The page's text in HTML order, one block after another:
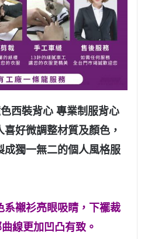
西裝背心 專業制服背心
好微調整材質及顏色，
成獨一無二的個人風格服
系襯衫亮眼吸睛，下襬裁
線更加凹凸有致。